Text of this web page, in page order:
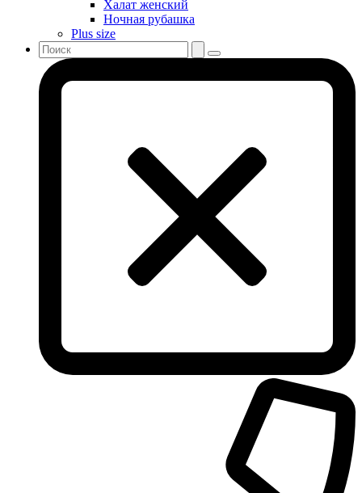
Халат женский
Ночная рубашка
Plus size